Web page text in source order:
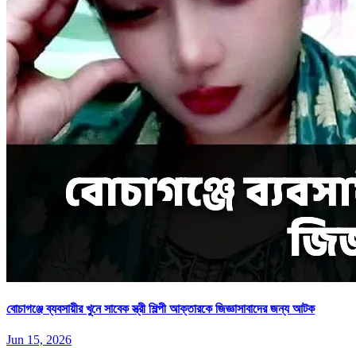
বোচাগঞ্জে ব্যবসায়ীর খুনে সাবেক স্ত্রী শিল্পী আক্তারকে জিজ্ঞাসাবাদের জন্য আটক
Jun 15, 2026